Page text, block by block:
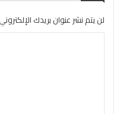
لن يتم نشر عنوان بريدك